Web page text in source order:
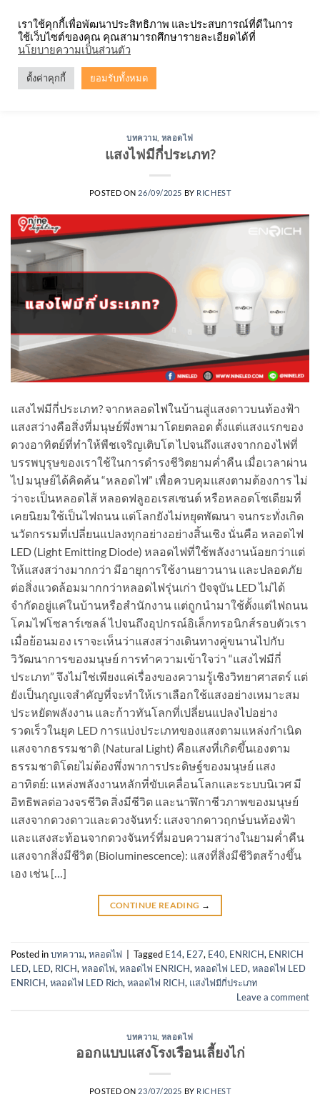
content
บทความ หลอดไฟ
แสงไฟมีกี่ประเภท?
POSTED ON 26/09/2025 BY RICHEST
แสงไฟมีกี่ประเภท? จากหลอดไฟในบ้านสู่แสงดาวบนท้องฟ้า
แสงสว่างคือสิ่งที่มนุษย์พึ่งพามาโดยตลอด ตั้งแต่แสงแรกของ
ดวงอาทิตย์ที่ทำให้พืชเจริญเติบโต ไปจนถึงแสงจากกองไฟที่
บรรพบุรุษของเราใช้ในการดำรงชีวิตยามค่ำคืน เมื่อเวลาผ่าน
ไป มนุษย์ได้คิดค้น “หลอดไฟ” เพื่อควบคุมแสงตามต้องการ ไม่
ว่าจะเป็นหลอดไส้ หลอดฟลูออเรสเซนต์ หรือหลอดโซเดียมที่
เคยนิยมใช้เป็นไฟถนน แต่โลกยังไม่หยุดพัฒนา จนกระทั่งเกิด
นวัตกรรมที่เปลี่ยนแปลงทุกอย่างอย่างสิ้นเชิง นั่นคือ หลอดไฟ
LED (Light Emitting Diode) หลอดไฟที่ใช้พลังงานน้อยกว่าแต่
ให้แสงสว่างมากกว่า มีอายุการใช้งานยาวนาน และปลอดภัย
ต่อสิ่งแวดล้อมมากกว่าหลอดไฟรุ่นเก่า ปัจจุบัน LED ไม่ได้
จำกัดอยู่แค่ในบ้านหรือสำนักงาน แต่ถูกนำมาใช้ตั้งแต่ไฟถนน
โคมไฟโซลาร์เซลล์ ไปจนถึงอุปกรณ์อิเล็กทรอนิกส์รอบตัวเรา
เมื่อย้อนมอง เราจะเห็นว่าแสงสว่างเดินทางคู่ขนานไปกับ
วิวัฒนาการของมนุษย์ การทำความเข้าใจว่า “แสงไฟมีกี่
ประเภท” จึงไม่ใช่เพียงแค่เรื่องของความรู้เชิงวิทยาศาสตร์ แต่
ยังเป็นกุญแจสำคัญที่จะทำให้เราเลือกใช้แสงอย่างเหมาะสม
ประหยัดพลังงาน และก้าวทันโลกที่เปลี่ยนแปลงไปอย่าง
รวดเร็วในยุค LED การแบ่งประเภทของแสงตามแหล่งกำเนิด
แสงจากธรรมชาติ (Natural Light) คือแสงที่เกิดขึ้นเองตาม
ธรรมชาติโดยไม่ต้องพึ่งพาการประดิษฐ์ของมนุษย์ แสง
อาทิตย์: แหล่งพลังงานหลักที่ขับเคลื่อนโลกและระบบนิเวศ มี
อิทธิพลต่อวงจรชีวิต สิ่งมีชีวิต และนาฬิกาชีวภาพของมนุษย์
แสงจากดวงดาวและดวงจันทร์: แสงจากดาวฤกษ์บนท้องฟ้า
และแสงสะท้อนจากดวงจันทร์ที่มอบความสว่างในยามค่ำคืน
แสงจากสิ่งมีชีวิต (Bioluminescence): แสงที่สิ่งมีชีวิตสร้างขึ้น
เอง เช่น […]
CONTINUE READING →
Posted inบทความ,หลอดไฟ Tagged E14, E27, E40, ENRICH, ENRICH
LED, LED, RICH,หลอดไฟ,หลอดไฟ ENRICH,หลอดไฟ LED,หลอดไฟ LED
ENRICH,หลอดไฟ LED Rich,หลอดไฟ RICH, แสงไฟมีกี่ประเภท
Leave a comment
บทความ หลอดไฟ
ออกแบบแสงโรงเรือนเลี้ยงไก่
POSTED ON 23/07/2025 BY RICHEST
เราใช้คุกกี้เพื่อพัฒนาประสิทธิภาพ และประสบการณ์ที่ดีในการ
ใช้เว็บไซต์ของคุณ คุณสามารถศึกษารายละเอียดได้ที่
นโยบายความเป็นส่วนตัว
ตั้งค่าคุกกี้ ยอมรับทั้งหมด